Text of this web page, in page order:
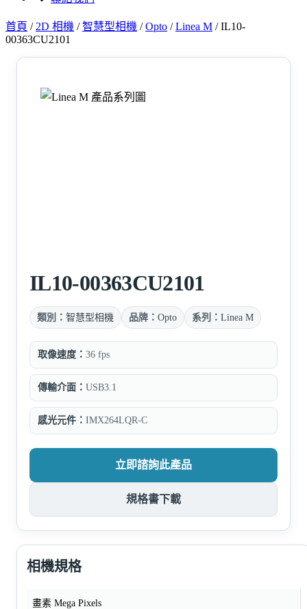
首頁 / 2D 相機 /智慧型相機 /Opto /Linea M /IL10-
00363CU2101
IL10-00363CU2101
類別： 智慧型相機 品牌： Opto 系列： Linea M
取像速度： 36 fps
傳輸介面： USB3.1
感光元件： IMX264LQR-C
立即諮詢此產品
規格書下載
相機規格
畫素 Mega Pixels